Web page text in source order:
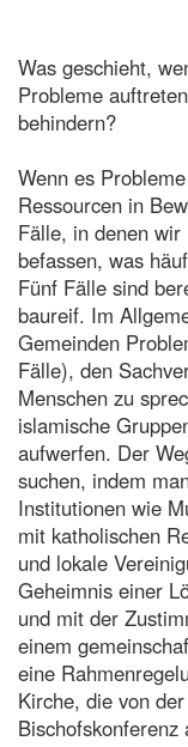
Was geschieht,
Probleme
behindern?
Wenn es
Ressourcen in
Fälle, in denen
befassen, was
Fünf Fälle sind
baureif. Im
Gemeinden
Fälle), den
Menschen zu
islamische
aufwerfen. Der
suchen, indem
Institutionen wie
mit katholischen
und lokale
Geheimnis einer
und mit der
einem
eine
Kirche, die von